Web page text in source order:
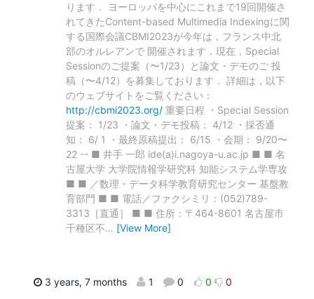
ります． ヨーロッパを中心にこれまで19回開催さ
れてきたContent-based Multimedia Indexingに関
する国際会議CBMI2023が今年は，フランス中北
部のオルレアンで 開催されます．現在，Special
Sessionのご提案（〜1/23）と論文・デモのご 投
稿（〜4/12）を募集しております． 詳細は，以下
のウェブサイトをご覧ください：
http://cbmi2023.org/ 重要日程 ・Special Session
提案： 1/23 ・論文・デモ投稿： 4/12 ・採否通
知： 6/ 1 ・最終原稿提出： 6/15 ・会期： 9/20〜
22 -- ■ 井手 一郎 ide(a)i.nagoya-u.ac.jp ■ ■ 名
古屋大学 大学院情報学研究科 知能システム学専攻
■ ■ ／数理・データ科学教育研究センター 基盤教
育部門 ■ ■ 電話／ファクシミリ：(052)789-
3313［直通］ ■ ■ 住所：〒464-8601 名古屋市
千種区不… [View More]
3 years, 7 months 1 0 0 0